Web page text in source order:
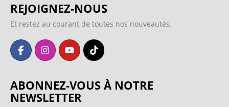
REJOIGNEZ-NOUS
Et restez au courant de toutes nos nouveautés.
ABONNEZ-VOUS À NOTRE
NEWSLETTER